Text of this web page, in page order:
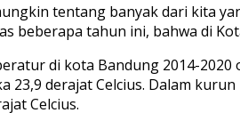
tentang banyak dari kita
beberapa tahun ini, bahwa di
di kota Bandung 2014-
23,9 derajat Celcius. Dalam
Celcius.